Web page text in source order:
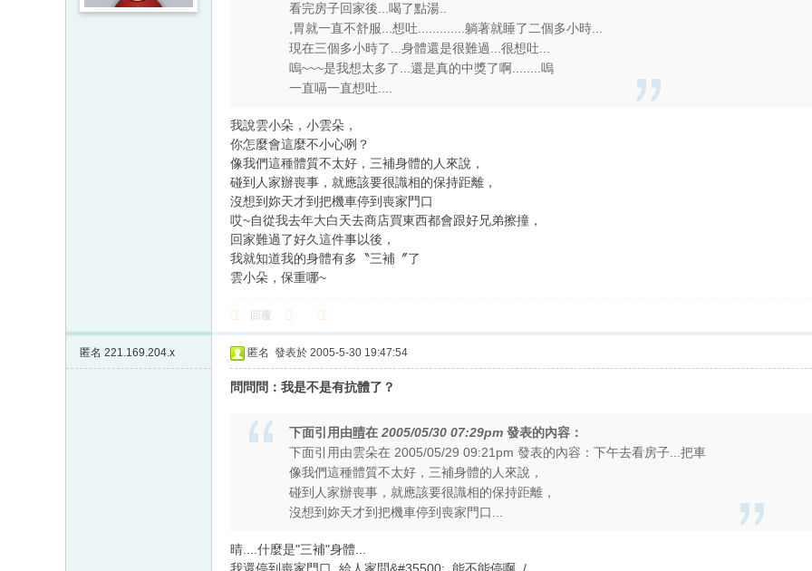
看完房子回家後...喝了點湯..
,胃就一直不舒服...想吐.............躺著就睡了二個多小時...
現在三個多小時了...身體還是很難過...很想吐...
嗚~~~是我想太多了...還是真的中獎了啊........嗚
一直嗝一直想吐....
我說雲小朵，小雲朵，
你怎麼會這麼不小心咧？
像我們這種體質不太好，三補身體的人來說，
碰到人家辦喪事，就應該要很識相的保持距離，
沒想到妳天才到把機車停到喪家門口
哎~自從我去年大白天去商店買東西都會跟好兄弟擦撞，
回家難過了好久這件事以後，
我就知道我的身體有多〝三補〞了
雲小朵，保重哪~
回覆
匿名 221.169.204.x 匿名 發表於 2005-5-30 19:47:54
問問問：我是不是有抗體了？
下面引用由晴在 2005/05/30 07:29pm 發表的內容：
下面引用由雲朵在 2005/05/29 09:21pm 發表的內容：下午去看房子...把車
像我們這種體質不太好，三補身體的人來說，
碰到人家辦喪事，就應該要很識相的保持距離，
沒想到妳天才到把機車停到喪家門口...
晴....什麼是"三補"身體...